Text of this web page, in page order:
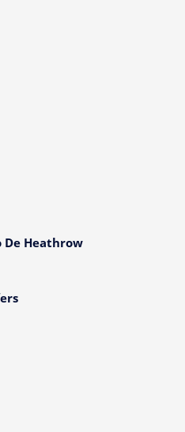
Heathrow